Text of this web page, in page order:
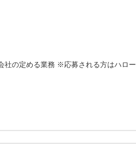
社の定める業務 ※応募される方はハロー